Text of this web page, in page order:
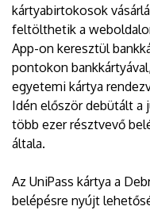
kártyabirtokosok
feltölthetik a
App-on keresztül
pontokon
egyetemi kártya
Idén először debütált a
több ezer résztvevő
általa.
Az UniPass kártya a
belépésre nyújt